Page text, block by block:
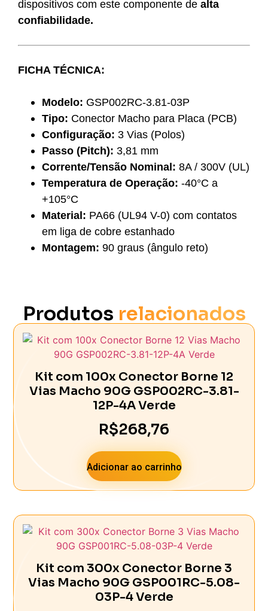
dispositivos com este componente de alta
confiabilidade.
FICHA TÉCNICA:
Modelo: GSP002RC-3.81-03P
Tipo: Conector Macho para Placa (PCB)
Configuração: 3 Vias (Polos)
Passo (Pitch): 3,81 mm
Corrente/Tensão Nominal: 8A / 300V (UL)
Temperatura de Operação: -40°C a
+105°C
Material: PA66 (UL94 V-0) com contatos
em liga de cobre estanhado
Montagem: 90 graus (ângulo reto)
Produtos relacionados
Kit com 100x Conector Borne 12
Vias Macho 90G GSP002RC-3.81-
12P-4A Verde
R$268,76
Adicionar ao carrinho
Kit com 300x Conector Borne 3
Vias Macho 90G GSP001RC-5.08-
03P-4 Verde